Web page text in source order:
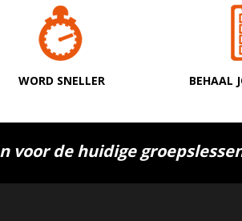
WORD SNELLER BEHAAL
voor de huidige